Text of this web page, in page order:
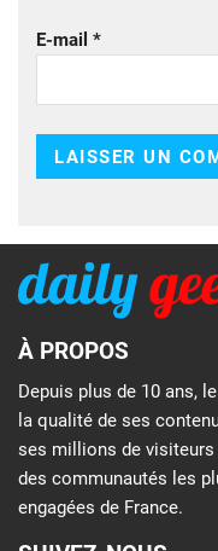
E-mail *
À PROPOS
Depuis plus de 10 ans,
la qualité de ses
ses millions de visiteurs
des communautés les
engagées de France.